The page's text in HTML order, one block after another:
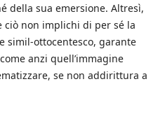
della sua emersione. Altresì,
ciò non implichi di per sé la
simil-ottocentesco, garante
anzi quell’immagine
se non addirittura a